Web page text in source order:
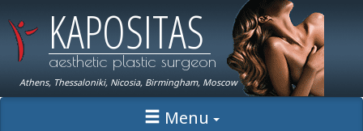
KAPOSITAS
aesthetic plastic surgeon
Athens, Thessaloniki, Nicosia, Birmingham, Moscow
Menu